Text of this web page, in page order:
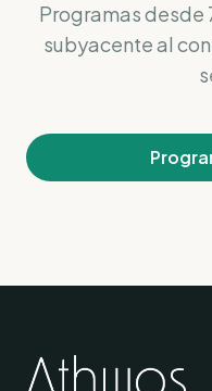
Programas desde
subyacente al